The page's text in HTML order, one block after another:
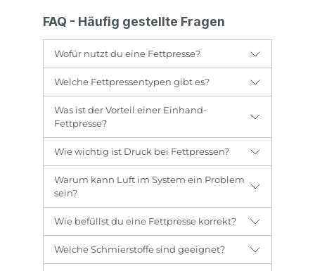
FAQ - Häufig gestellte Fragen
Wofür nutzt du eine Fettpresse?
Welche Fettpressentypen gibt es?
Was ist der Vorteil einer Einhand-
Fettpresse?
Wie wichtig ist Druck bei Fettpressen?
Warum kann Luft im System ein Problem
sein?
Wie befüllst du eine Fettpresse korrekt?
Welche Schmierstoffe sind geeignet?